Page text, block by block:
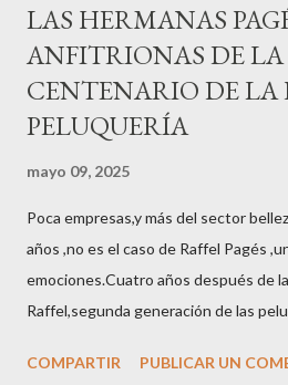
LAS HERMANAS
ANFITRIONAS DE
CENTENARIO DE LA
PELUQUERÍA
mayo 09, 2025
Poca empresas,y más del sector
años ,no es el caso de Raffel Pagés
emociones.Cuatro años después de
Raffel,segunda generación de las
sector en una cena de
COMPARTIR PUBLICAR UN